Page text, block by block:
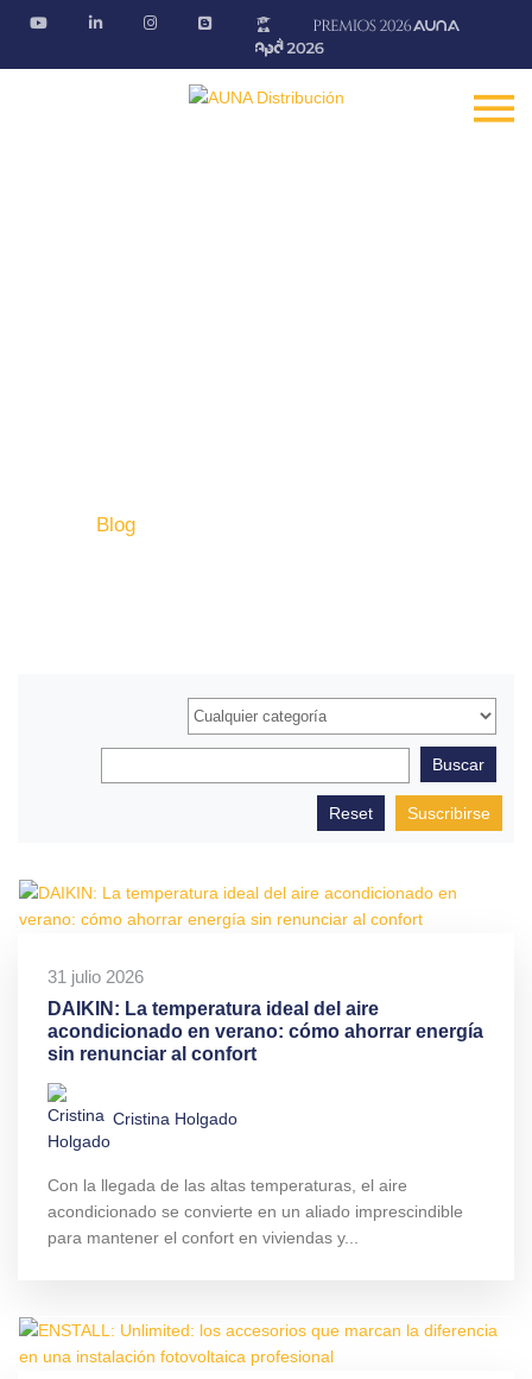
Blog
Suscribirse
31 julio 2026
DAIKIN: La temperatura ideal del aire
acondicionado en verano: cómo ahorrar energía
sin renunciar al confort
Cristina Holgado
Con la llegada de las altas temperaturas, el aire
acondicionado se convierte en un aliado imprescindible
para mantener el confort en viviendas y...